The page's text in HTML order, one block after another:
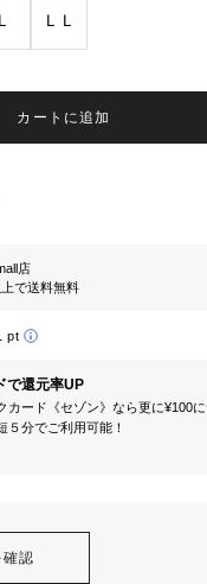
Ｌ ＬＬ
カートに追加
店
で送料無料
pt
で還元率UP
カード《セゾン》なら更に¥100に
５分でご利用可能！
認